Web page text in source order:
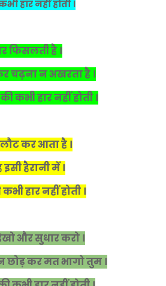
हार नहीं होती ।
फिसलती है ।
चढ़ना न अखरता है ।
हार नहीं होती ।
कर आता है ।
हैरानी में ।
हार नहीं होती ।
और सुधार करो ।
कर मत भागो तुम ।